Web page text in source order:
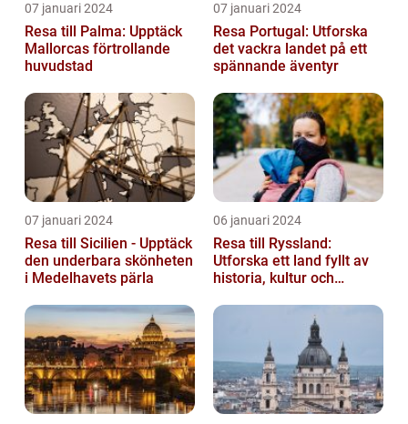
07 januari 2024
Resa till Palma: Upptäck
Mallorcas förtrollande
huvudstad
07 januari 2024
Resa Portugal: Utforska
det vackra landet på ett
spännande äventyr
07 januari 2024
Resa till Sicilien - Upptäck
den underbara skönheten
i Medelhavets pärla
06 januari 2024
Resa till Ryssland:
Utforska ett land fyllt av
historia, kultur och